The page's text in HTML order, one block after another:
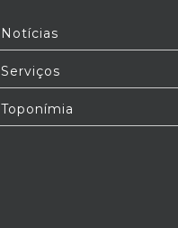
Notícias
Serviços
Toponímia